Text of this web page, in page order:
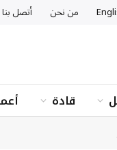
من نحن أتصل بنا
قادة